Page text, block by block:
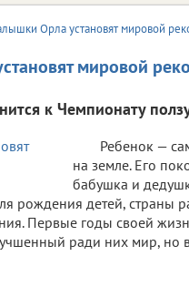
Орла установят мировой
мировой
к Чемпионату
Ребенок —
на земле. Его
бабушка и
рождения детей, страны
Первые годы своей
ради них мир, но